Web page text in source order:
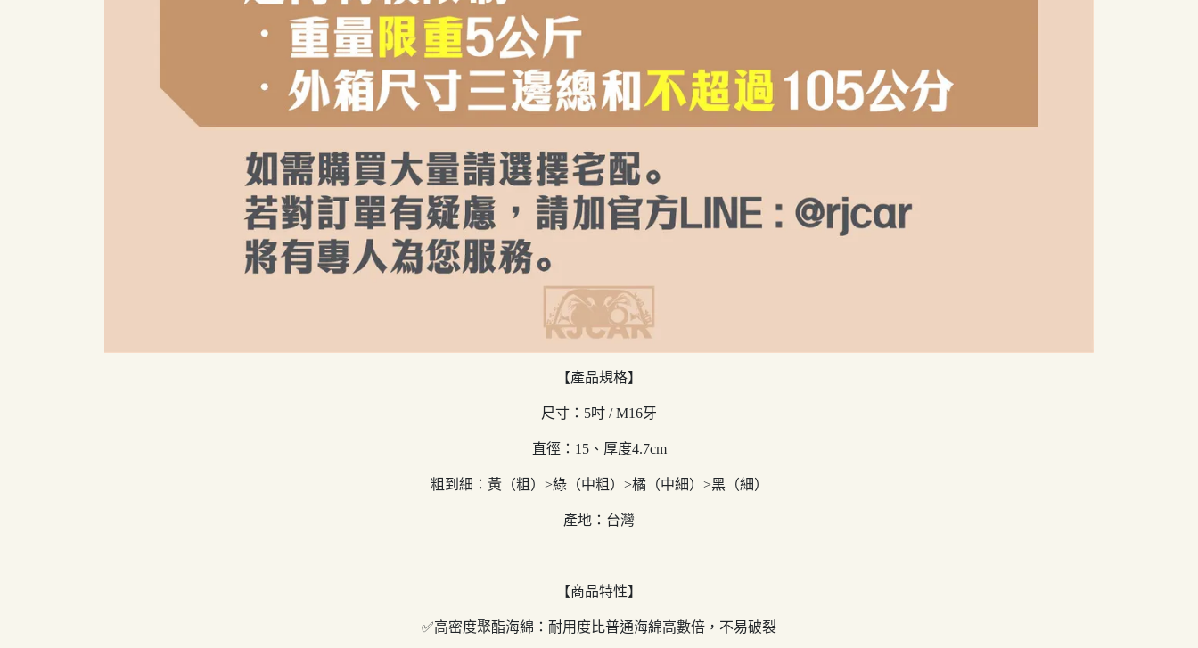
【產品規格】
尺寸：5吋 / M16牙
直徑：15、厚度4.7cm
粗到細：黃（粗）>綠（中粗）>橘（中細）>黑（細）
產地：台灣
【商品特性】
✅高密度聚酯海綿：耐用度比普通海綿高數倍，不易破裂